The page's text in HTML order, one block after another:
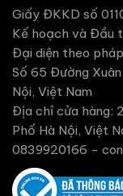
Giấy ĐKKD số
Kế hoạch và Đầu
Đại diện theo
Số 65 Đường
Nội, Việt Nam
Địa chỉ cửa hàng:
Phố Hà Nội, Việt
0839920166 -